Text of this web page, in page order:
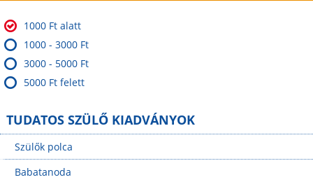
1000 Ft alatt
1000 - 3000 Ft
3000 - 5000 Ft
5000 Ft felett
TUDATOS SZÜLŐ KIADVÁNYOK
Szülők polca
Babatanoda